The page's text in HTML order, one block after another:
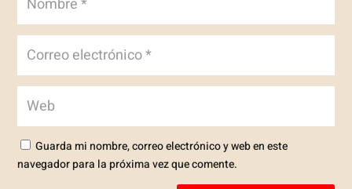
Guarda mi nombre, correo electrónico y web en este
navegador para la próxima vez que comente.